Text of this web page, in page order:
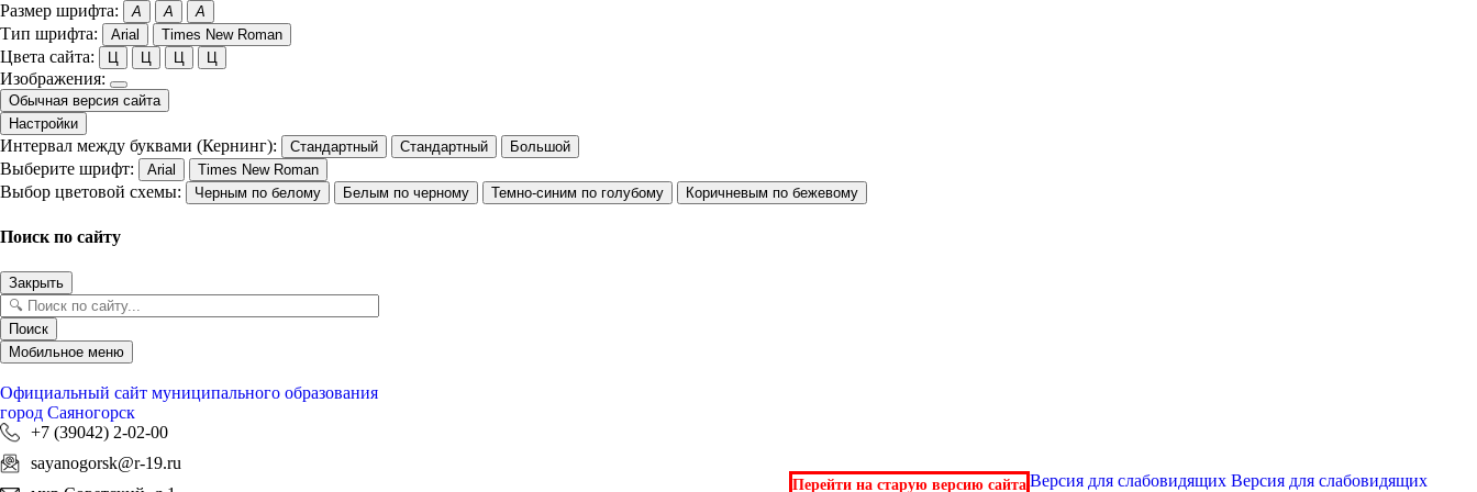
Размер шрифта: A A A
Тип шрифта: Arial Times New Roman
Цвета сайта: Ц Ц Ц Ц
Изображения:
Обычная версия сайта
Настройки
Интервал между буквами (Кернинг): Стандартный Стандартный Большой
Выберите шрифт: Arial Times New Roman
Выбор цветовой схемы: Черным по белому Белым по черному Темно-синим по голубому Коричневым по бежевому
Поиск по сайту
Закрыть
Поиск
Мобильное меню
Официальный сайт муниципального образования
город Саяногорск
+7 (39042) 2-02-00
sayanogorsk@r-19.ru
Перейти на старую версию сайта Версия для слабовидящихВерсия для слабовидящих